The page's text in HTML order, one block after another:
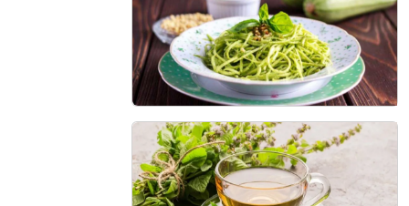
Monjaro Natural Caseiro
25 min - 10 a 15 porções
Espaguete de Abobrinha
Low Carb
20 min - 2 porções